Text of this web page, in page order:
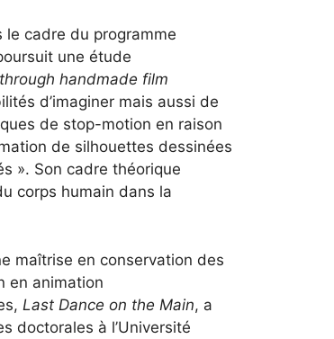
cadre du programme
une étude
handmade film
d’imaginer mais aussi de
de stop-motion en raison
de silhouettes dessinées
». Son cadre théorique
corps humain dans la
maîtrise en conservation des
en animation
Last Dance on the Main, a
doctorales à l’Université